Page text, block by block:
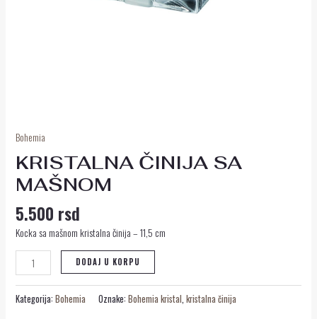
Bohemia
KRISTALNA ČINIJA SA
MAŠNOM
5.500 rsd
Kocka sa mašnom kristalna činija – 11,5 cm
DODAJ U KORPU
Kategorija: Bohemia Oznake: Bohemia kristal kristalna činija